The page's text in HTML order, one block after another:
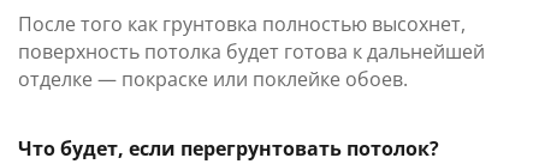
После того как грунтовка полностью высохнет,
поверхность потолка будет готова к дальнейшей
отделке — покраске или поклейке обоев.
Что будет, если перегрунтовать потолок?